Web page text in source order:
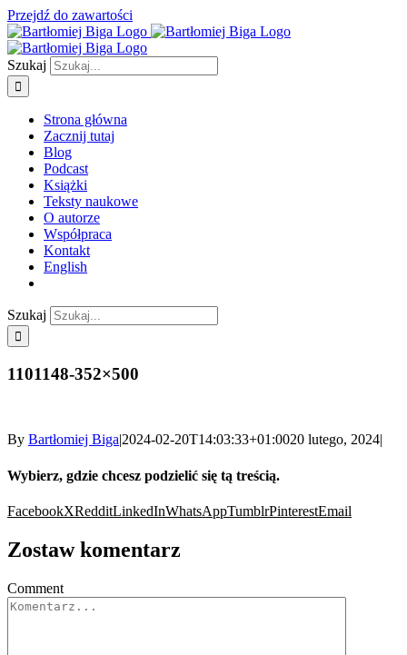
Przejdź do zawartości
Szukaj
Strona główna
Zacznij tutaj
Blog
Podcast
Książki
Teksty naukowe
O autorze
Współpraca
Kontakt
English
Szukaj
1101148-352×500
By Bartłomiej Biga|2024-02-20T14:03:33+01:0020 lutego, 2024|
Wybierz, gdzie chcesz podzielić się tą treścią.
FacebookXRedditLinkedInWhatsAppTumblrPinterestEmail
Zostaw komentarz
Comment